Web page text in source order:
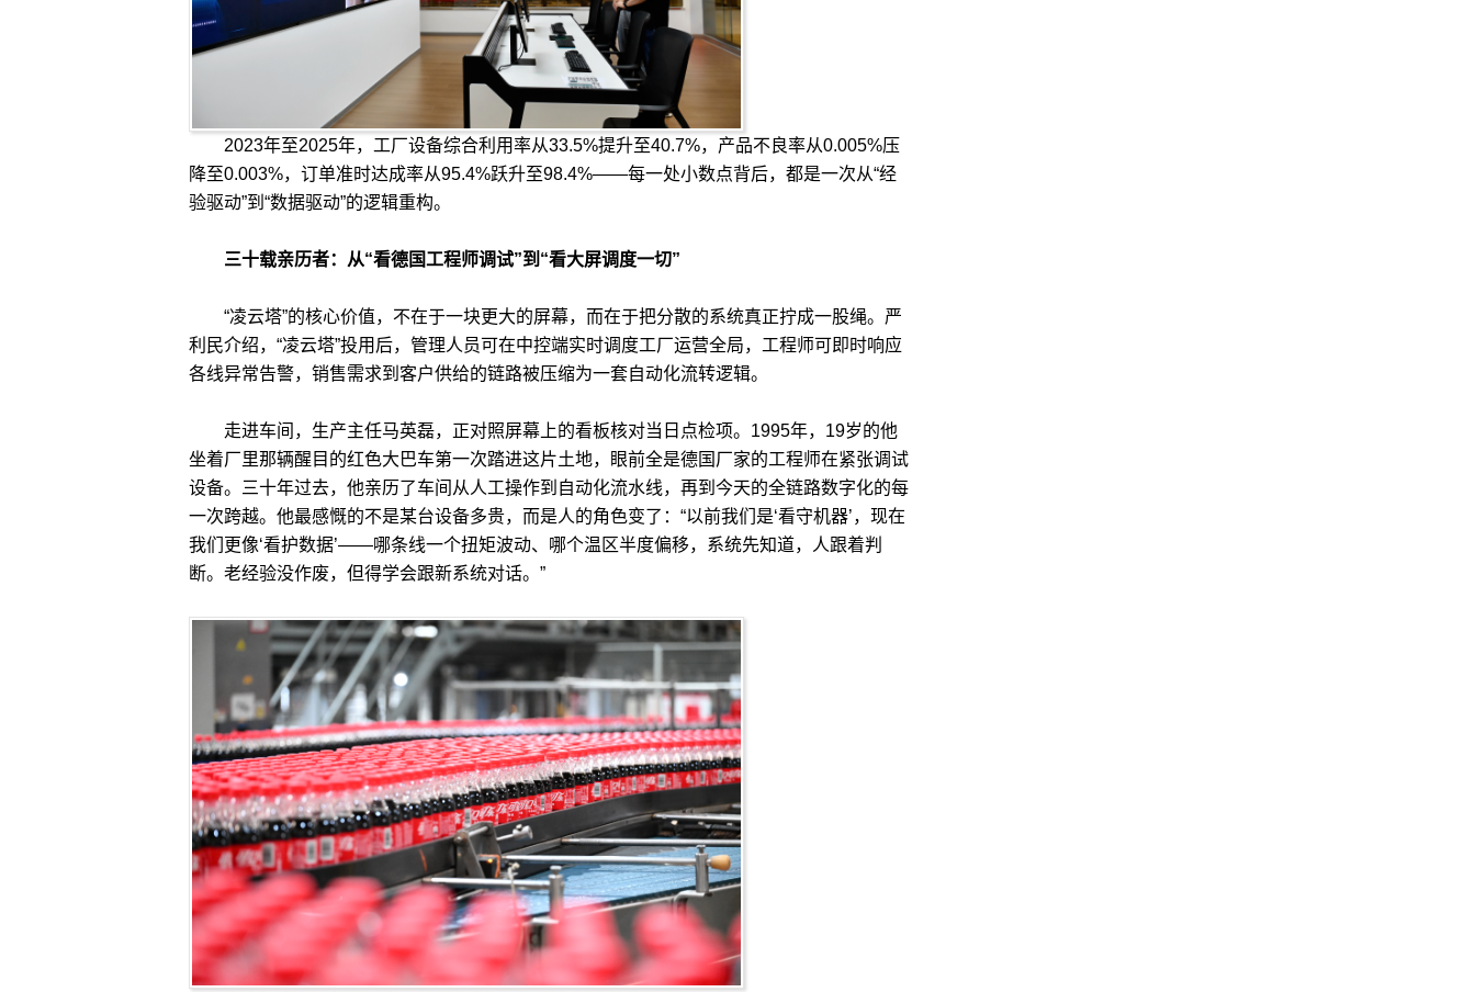
2023年至2025年，工厂设备综合利用率从33.5%提升至40.7%，产品不良率从0.005%压
降至0.003%，订单准时达成率从95.4%跃升至98.4%——每一处小数点背后，都是一次从“经
验驱动”到“数据驱动”的逻辑重构。
三十载亲历者：从“看德国工程师调试”到“看大屏调度一切”
“凌云塔”的核心价值，不在于一块更大的屏幕，而在于把分散的系统真正拧成一股绳。严
利民介绍，“凌云塔”投用后，管理人员可在中控端实时调度工厂运营全局，工程师可即时响应
各线异常告警，销售需求到客户供给的链路被压缩为一套自动化流转逻辑。
走进车间，生产主任马英磊，正对照屏幕上的看板核对当日点检项。1995年，19岁的他
坐着厂里那辆醒目的红色大巴车第一次踏进这片土地，眼前全是德国厂家的工程师在紧张调试
设备。三十年过去，他亲历了车间从人工操作到自动化流水线，再到今天的全链路数字化的每
一次跨越。他最感慨的不是某台设备多贵，而是人的角色变了：“以前我们是‘看守机器’，现在
我们更像‘看护数据’——哪条线一个扭矩波动、哪个温区半度偏移，系统先知道，人跟着判
断。老经验没作废，但得学会跟新系统对话。”